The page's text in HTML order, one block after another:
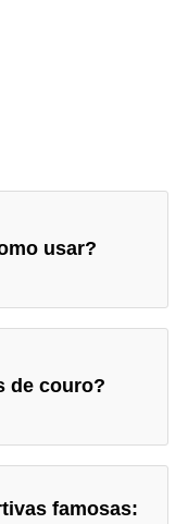
usar?
de couro?
famosas: